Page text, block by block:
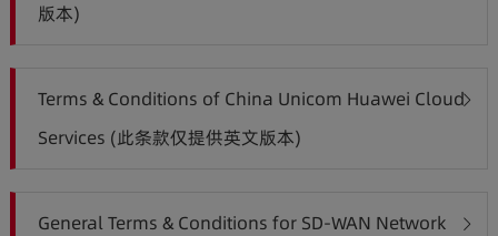
版本)
Terms & Conditions of China Unicom Huawei Cloud
Services (此条款仅提供英文版本)
General Terms & Conditions for SD-WAN Network